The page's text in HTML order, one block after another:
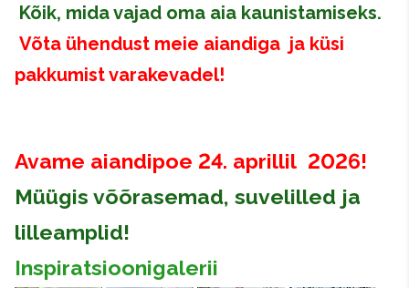
Kõik, mida vajad oma aia kaunistamiseks.
Võta ühendust meie aiandiga ja küsi
pakkumist varakevadel!
Avame aiandipoe 24. aprillil 2026!
Müügis võõrasemad, suvelilled ja
lilleamplid!
Inspiratsioonigalerii